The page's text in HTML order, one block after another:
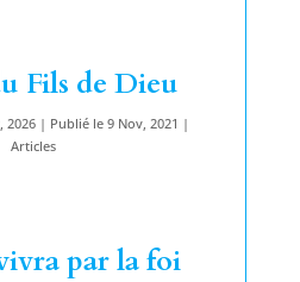
Fils de Dieu
2026 | Publié le 9 Nov, 2021 |
Articles
par la foi